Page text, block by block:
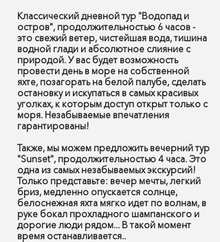
Классический дневной тур "Водопад и
остров", продолжительностью 6 часов -
это свежий ветер, чистейшая вода, тишина
водной глади и абсолютное слияние с
природой. У вас будет возможность
провести день в море на собственной
яхте, позагорать на белой палубе, сделать
остановку и искупаться в самых красивых
уголках, к которым доступ открыт только с
моря. Незабываемые впечатления
гарантированы!
Также, мы можем предложитьвечерний тур
"Sunset", продолжительностью 4 часа. Это
одна из самых незабываемых экскурсий!
Только представьте: вечер мечты, легкий
бриз, медленно опускается солнце,
белоснежная яхта мягко идет по волнам, в
руке бокал прохладного шампанского и
дорогие люди рядом... В такой момент
время останавливается..